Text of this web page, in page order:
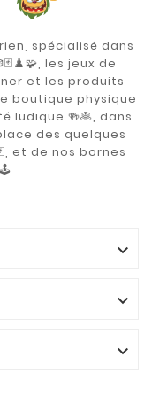
spécialisé dans
les jeux de
et les produits
boutique physique
ludique 🍻🥞, dans
des quelques
et de nos bornes


